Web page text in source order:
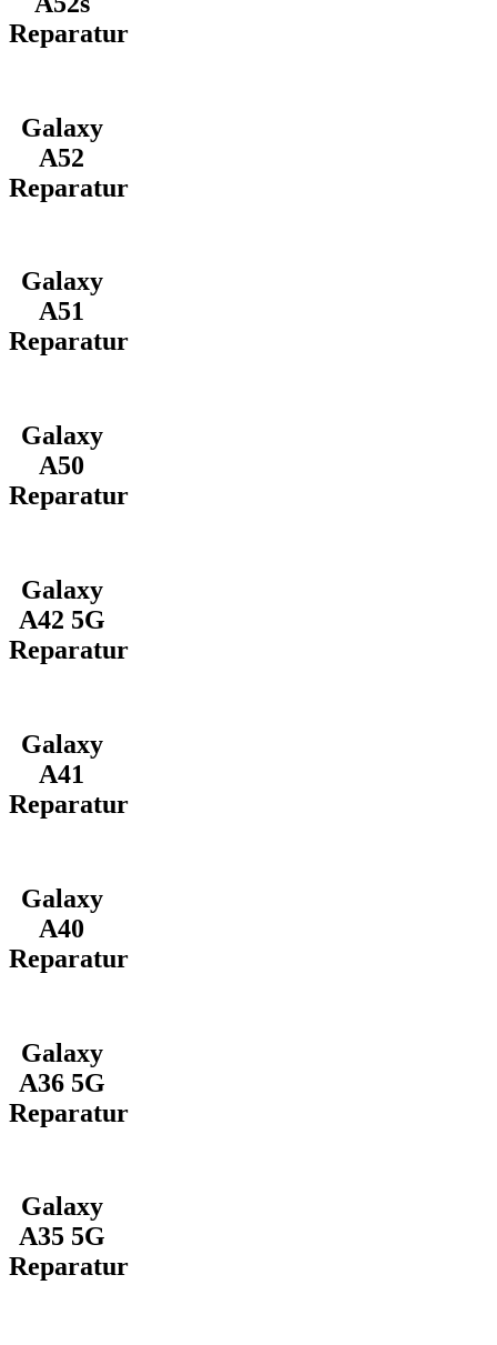
Reparatur
Galaxy
A52
Reparatur
Galaxy
A51
Reparatur
Galaxy
A50
Reparatur
Galaxy
A42 5G
Reparatur
Galaxy
A41
Reparatur
Galaxy
A40
Reparatur
Galaxy
A36 5G
Reparatur
Galaxy
A35 5G
Reparatur